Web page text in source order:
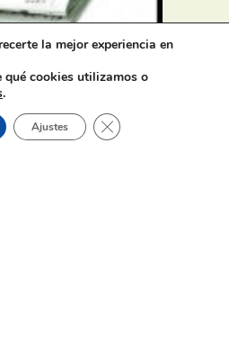
SAD, SERVICIO
A DOMICILIO
la mejor experiencia en
qué cookies utilizamos o
.
Ajustes Cerrar el banner de